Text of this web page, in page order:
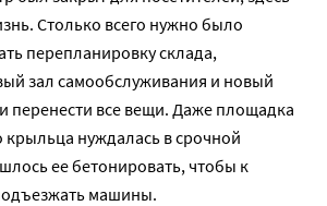
Столько всего нужно было
перепланировку склада,
зал самообслуживания и новый
перенести все вещи. Даже площадка
крыльца нуждалась в срочной
ее бетонировать, чтобы к
машины.